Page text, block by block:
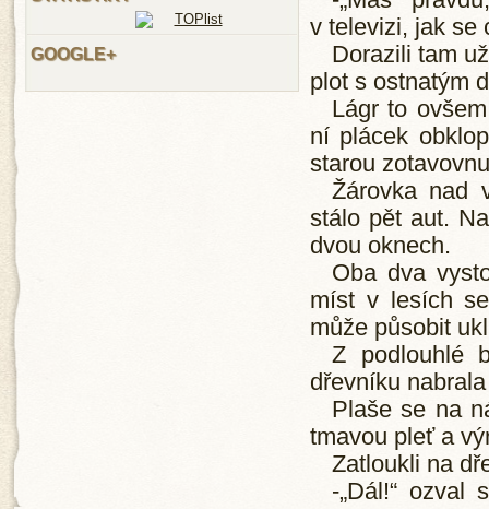
GOOGLE+
v televizi, jak se
Dorazili tam
plot s ostnatým
Lágr to
ní plácek
starou
Žárovka nad
stálo pět aut.
dvou oknech.
Oba dva
míst v lesích
může působit
Z podlouhlé
dřevníku
Plaše se na
tmavou pleť a
Zatloukli na
-„Dál!“